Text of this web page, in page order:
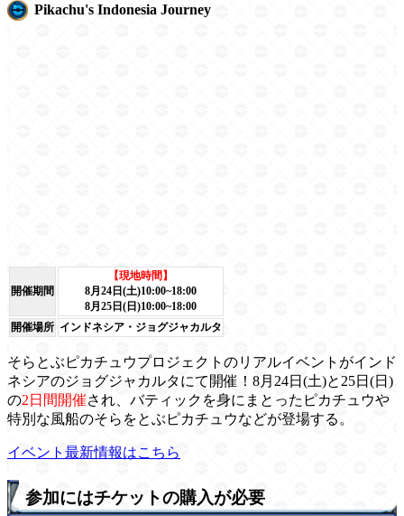
Pikachu's Indonesia Journey
開催期間
【現地時間】
8月24日(土)10:00~18:00
8月25日(日)10:00~18:00
開催場所 インドネシア・ジョグジャカルタ
そらとぶピカチュウプロジェクトのリアルイベントがインド
ネシアのジョグジャカルタにて開催！8月24日(土)と25日(日)
の2日間開催され、バティックを身にまとったピカチュウや
特別な風船のそらをとぶピカチュウなどが登場する。
イベント最新情報はこちら
参加にはチケットの購入が必要